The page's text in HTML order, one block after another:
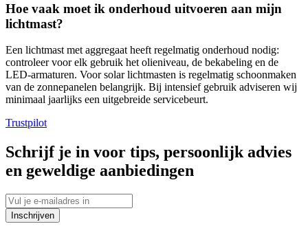
Hoe vaak moet ik onderhoud uitvoeren aan mijn
lichtmast?
Een lichtmast met aggregaat heeft regelmatig onderhoud nodig:
controleer voor elk gebruik het olieniveau, de bekabeling en de
LED-armaturen. Voor solar lichtmasten is regelmatig schoonmaken
van de zonnepanelen belangrijk. Bij intensief gebruik adviseren wij
minimaal jaarlijks een uitgebreide servicebeurt.
Trustpilot
Schrijf je in voor tips, persoonlijk advies
en geweldige aanbiedingen
Inschrijven